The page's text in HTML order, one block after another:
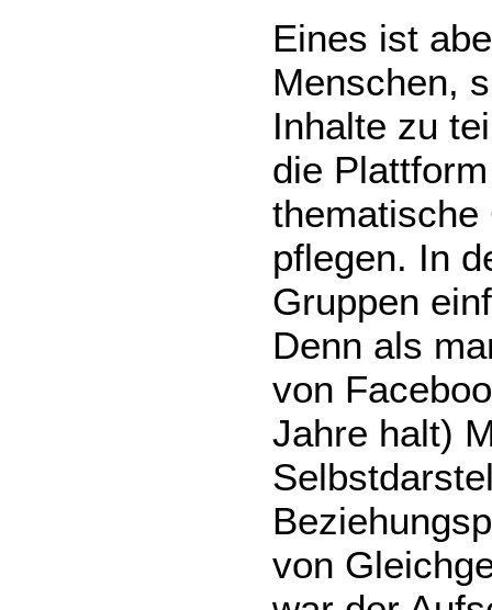
Eines ist
Menschen,
Inhalte zu
die
thematische
pflegen. In
Gruppen
Denn als
von
Jahre halt)
von